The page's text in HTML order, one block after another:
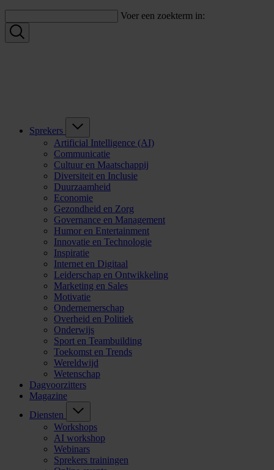
Voer een zoekterm in:
Sprekers
Artificial Intelligence (AI)
Communicatie
Cultuur en Maatschappij
Diversiteit en Inclusie
Duurzaamheid
Economie
Gezondheid en Zorg
Governance en Management
Humor en Entertainment
Innovatie en Technologie
Inspiratie
Internet en Digitaal
Leiderschap en Ontwikkeling
Marketing en Sales
Motivatie
Ondernemerschap
Overheid en Politiek
Onderwijs
Sport en Teambuilding
Toekomst en Trends
Wereldwijd
Wetenschap
Dagvoorzitters
Magazine
Diensten
Workshops
AI workshop
Webinars
Sprekers trainingen